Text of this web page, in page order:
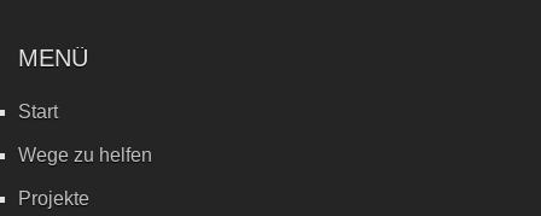
MENÜ
Start
Wege zu helfen
Projekte